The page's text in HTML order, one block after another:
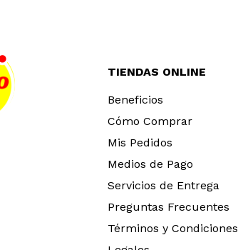
TIENDAS ONLINE
Beneficios
Cómo Comprar
Mis Pedidos
Medios de Pago
Servicios de Entrega
Preguntas Frecuentes
Términos y Condiciones